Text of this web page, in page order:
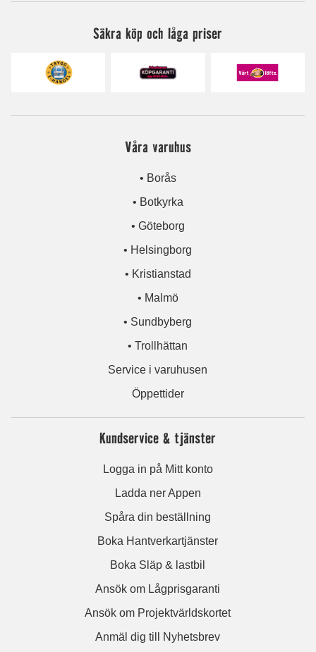
Säkra köp och låga priser
Våra varuhus
• Borås
• Botkyrka
• Göteborg
• Helsingborg
• Kristianstad
• Malmö
• Sundbyberg
• Trollhättan
Service i varuhusen
Öppettider
Kundservice & tjänster
Logga in på Mitt konto
Ladda ner Appen
Spåra din beställning
Boka Hantverkartjänster
Boka Släp & lastbil
Ansök om Lågprisgaranti
Ansök om Projektvärldskortet
Anmäl dig till Nyhetsbrev